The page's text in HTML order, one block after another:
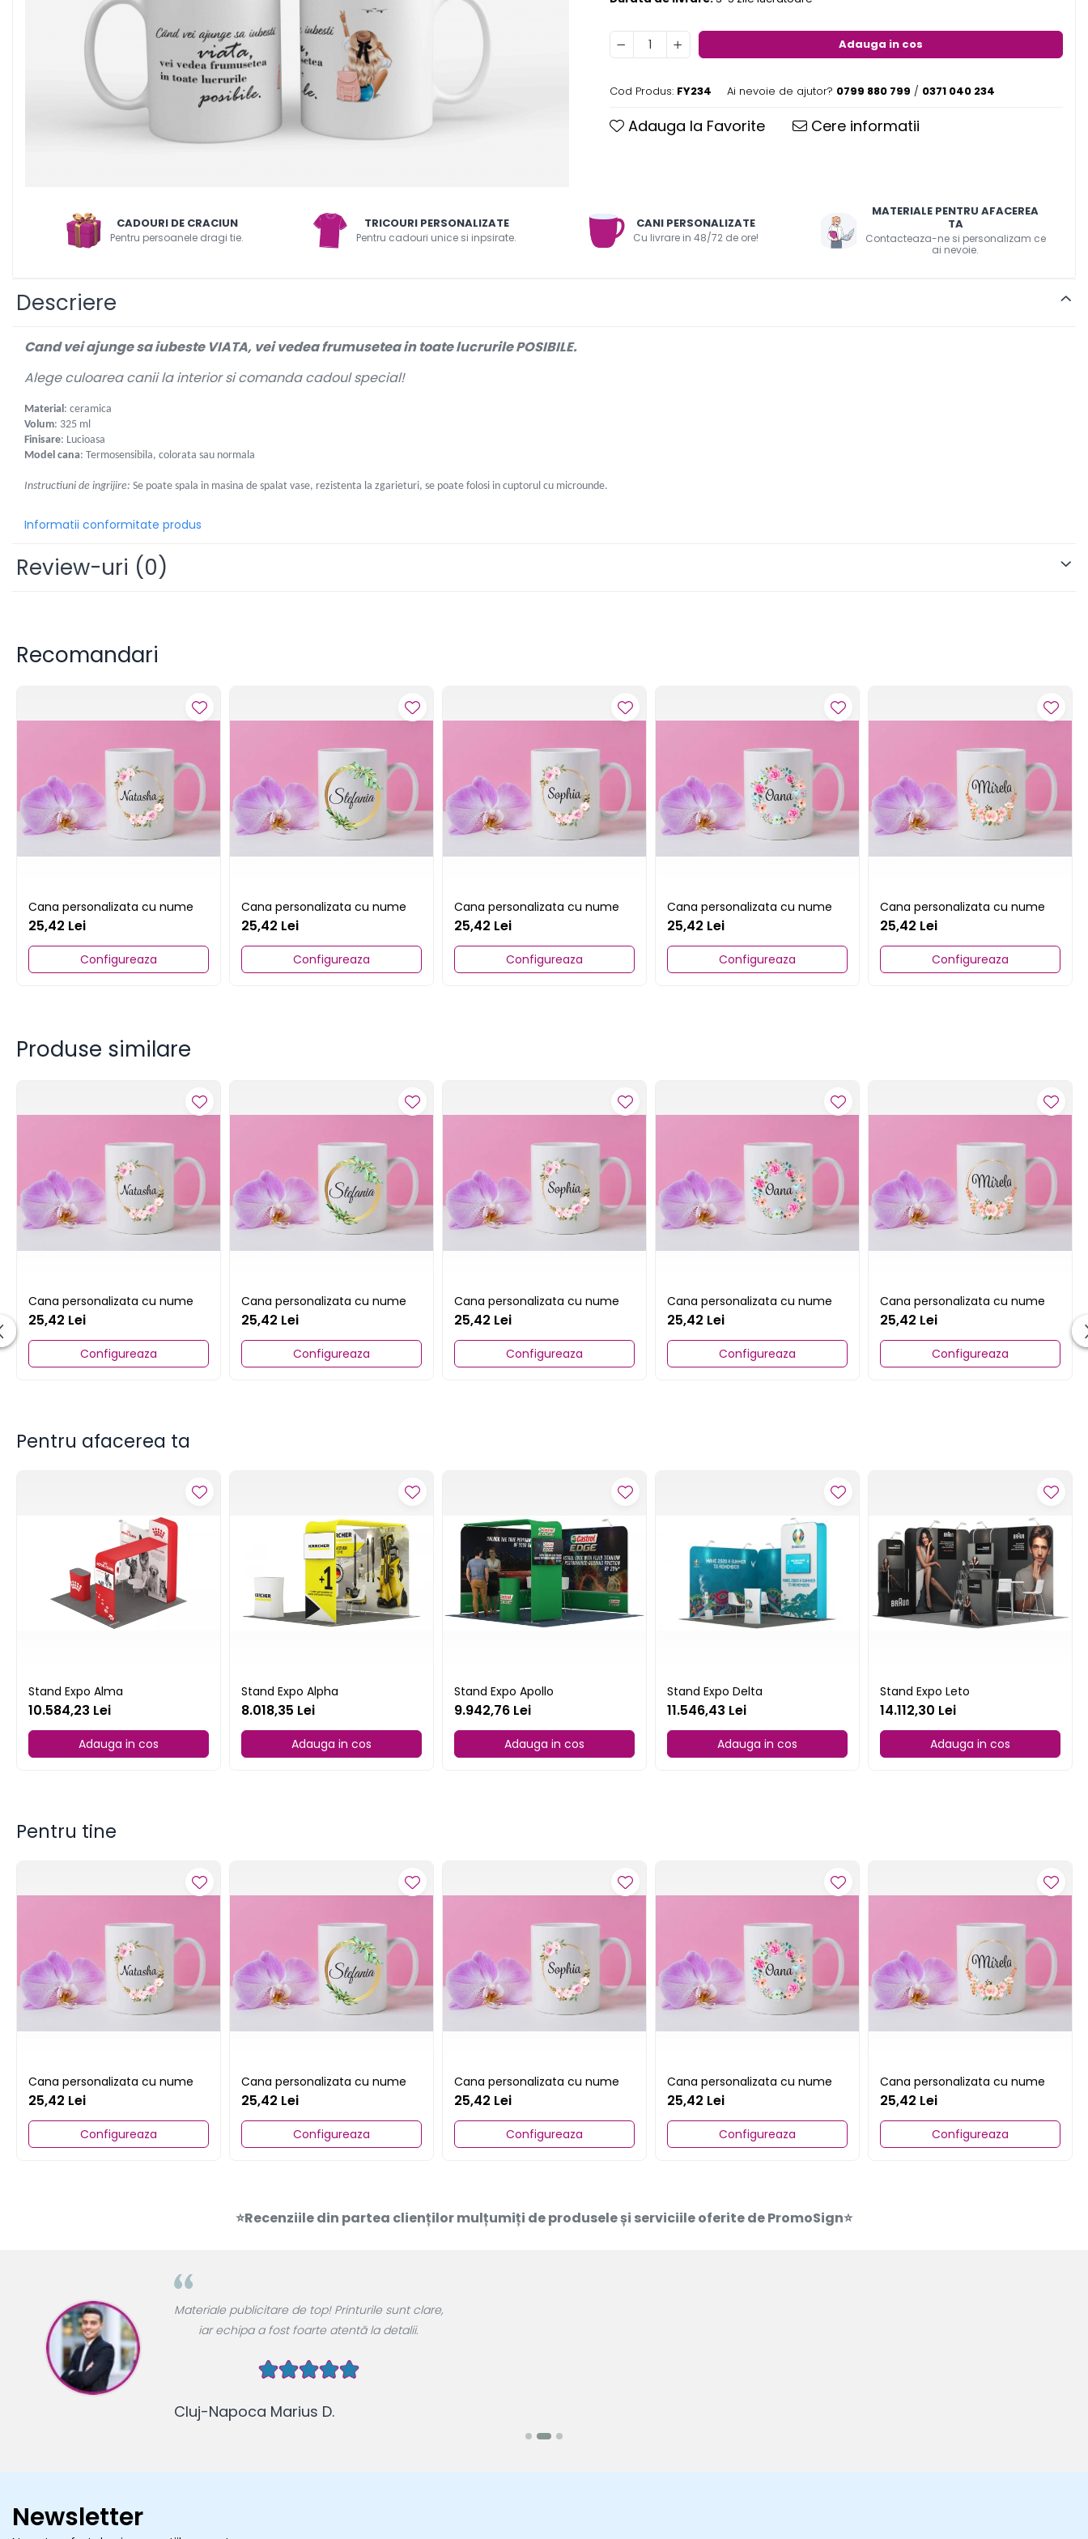
Suspendate
Totem-uri
Lightbox
Arcade
Pereti
Mobilier portabil
Accesorii
Mese
Outdoor
Infoboard
Steaguri
Standuri Medii
Standuri Mici
Calendare personalizate
Cani personalizate
Perne personalizate
Tricouri personalizate
Muschi
Invitatii Botez
Adauga in cos
Cod Produs: FY234 Ai nevoie de ajutor? 0799 880 799 / 0371 040 234
Adauga la Favorite Cere informatii
CADOURI DE CRACIUN
Pentru persoanele dragi tie.
TRICOURI PERSONALIZATE
Pentru cadouri unice si inpsirate.
CANI PERSONALIZATE
Cu livrare in 48/72 de ore!
MATERIALE PENTRU AFACEREA
TA
Contacteaza-ne si personalizam ce
ai nevoie.
Descriere
Cand vei ajunge sa iubeste VIATA, vei vedea frumusetea in toate lucrurile POSIBILE.
Alege culoarea canii la interior si comanda cadoul special!
Material: ceramica
Volum: 325 ml
Finisare: Lucioasa
Model cana: Termosensibila, colorata sau normala
Instructiuni de ingrijire: Se poate spala in masina de spalat vase, rezistenta la zgarieturi, se poate folosi in cuptorul cu microunde.
Informatii conformitate produs
Review-uri (0)
Recomandari
Cana personalizata cu nume
25,42 Lei
Configureaza
Cana personalizata cu nume
25,42 Lei
Configureaza
Cana personalizata cu nume
25,42 Lei
Configureaza
Cana personalizata cu nume
25,42 Lei
Configureaza
Cana personalizata cu nume
25,42 Lei
Configureaza
Produse similare
Cana personalizata cu nume
25,42 Lei
Configureaza
Cana personalizata cu nume
25,42 Lei
Configureaza
Cana personalizata cu nume
25,42 Lei
Configureaza
Cana personalizata cu nume
25,42 Lei
Configureaza
Cana personalizata cu nume
25,42 Lei
Configureaza
Pentru afacerea ta
Stand Expo Alma
10.584,23 Lei
Adauga in cos
Stand Expo Alpha
8.018,35 Lei
Adauga in cos
Stand Expo Apollo
9.942,76 Lei
Adauga in cos
Stand Expo Delta
11.546,43 Lei
Adauga in cos
Stand Expo Leto
14.112,30 Lei
Adauga in cos
Pentru tine
Cana personalizata cu nume
25,42 Lei
Configureaza
Cana personalizata cu nume
25,42 Lei
Configureaza
Cana personalizata cu nume
25,42 Lei
Configureaza
Cana personalizata cu nume
25,42 Lei
Configureaza
Cana personalizata cu nume
25,42 Lei
Configureaza
⭐Recenziile din partea clienților mulțumiți de produsele și serviciile oferite de PromoSign⭐
Newsletter